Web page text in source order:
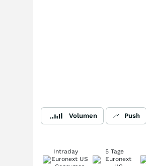
Volumen Push
Intraday 5 Tage